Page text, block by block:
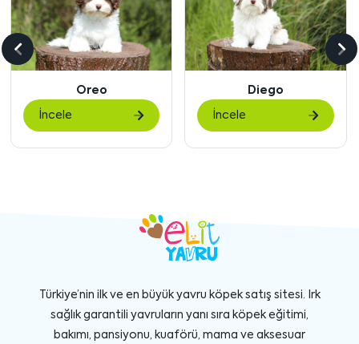
Oreo
İncele
Diego
İncele
Önceki
göster
Türkiye’nin ilk ve en büyük yavru köpek satış sitesi. Irk
sağlık garantili yavruların yanı sıra köpek eğitimi,
bakımı, pansiyonu, kuaförü, mama ve aksesuar